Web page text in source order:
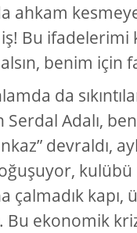
ahkam
Bu ifadelerimi
benim için
da
Serdal Adalı,
devraldı,
kulübü
çalmadık
Bu ekonomik